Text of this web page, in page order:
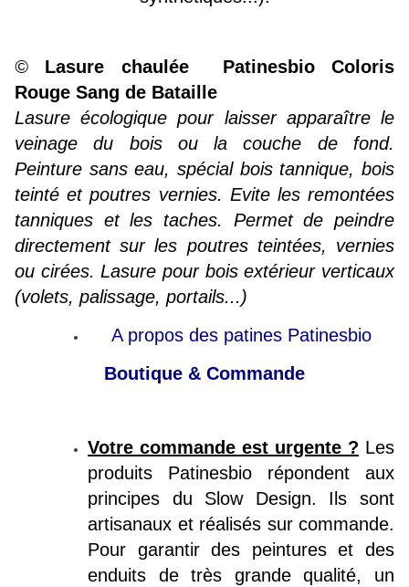
© Lasure chaulée
Patinesbio Coloris
Rouge Sang de Bataille
Lasure écologique pour laisser apparaître le
veinage du bois ou la couche de fond.
Peinture sans eau, spécial bois tannique, bois
teinté et poutres vernies. Evite les remontées
tanniques et les taches. Permet de peindre
directement sur les poutres teintées, vernies
ou cirées. Lasure pour bois extérieur verticaux
(volets, palissage, portails...)
A propos des patines Patinesbio
Boutique & Commande
Votre commande est urgente ? Les
produits Patinesbio répondent aux
principes du Slow Design. Ils sont
artisanaux et réalisés sur commande.
Pour garantir des peintures et des
enduits de très grande qualité, un